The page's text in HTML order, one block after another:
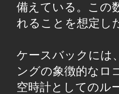
備えている。この
れることを想定し
ケースバックには
ングの象徴的なロ
空時計としてのル